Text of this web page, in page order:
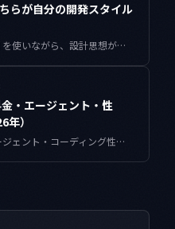
が自分の開発スタイル
Cursor と Antigravity は同じ LLM を使いながら、設計思想が正反対です。「補助」と「委譲」という軸で両者を並べ、どちらが自分の手の動かし方に合うかを見極めます。
・エージェント・性
）
CursorとAntigravityを料金・エージェント・コーディング性能・拡張性で徹底比較。2026年のAI IDE選びで失敗しない判断基準を提供します。